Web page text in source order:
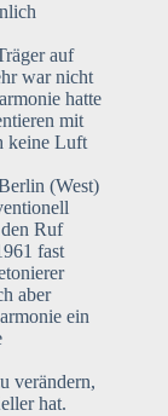
auf
war nicht
hatte
mit
keine Luft
(West)
Ruf
fast
aber
ein
verändern,
hat.